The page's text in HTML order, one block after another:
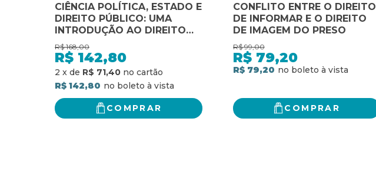
CIÊNCIA POLÍTICA, ESTADO E
DIREITO PÚBLICO: UMA
INTRODUÇÃO AO DIREITO
PÚBLICO DA
CONTEMPORANEIDADE 6ª
EDIÇÃO
R$ 168,00
R$ 142,80
2 x de R$ 71,40
R$ 142,80
COMPRAR
CONFLITO ENTRE O DIREITO
DE INFORMAR E O DIREITO
DE IMAGEM DO PRESO
R$ 99,00
R$ 79,20
R$ 79,20
COMPRAR